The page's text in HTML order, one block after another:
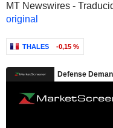
MT Newswires -
original
THALES -0,15 %